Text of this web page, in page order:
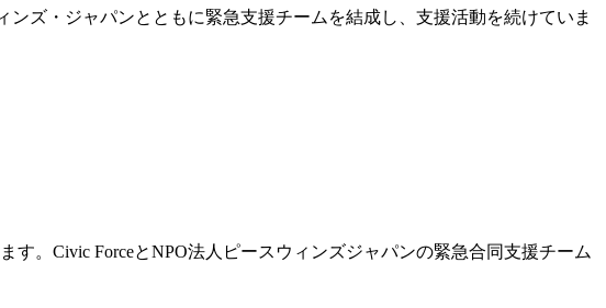
ズ・ジャパンとともに緊急支援チームを結成し、支援活動を続けていま
。Civic ForceとNPO法人ピースウィンズジャパンの緊急合同支援チーム